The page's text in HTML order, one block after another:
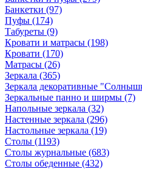
Банкетки (97)
Пуфы (174)
Табуреты (9)
Кровати и матрасы (198)
Кровати (170)
Матрасы (26)
Зеркала (365)
Зеркала декоративные
Зеркальные панно и ширмы (7)
Напольные зеркала (32)
Настенные зеркала (296)
Настольные зеркала (19)
Столы (1193)
Столы журнальные (683)
Столы обеденные (432)